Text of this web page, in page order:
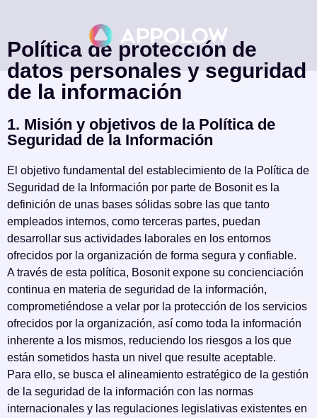
Política de protección de
datos personales y seguridad
de la información
1. Misión y objetivos de la Política de
Seguridad de la Información
El objetivo fundamental del establecimiento de la Política de
Seguridad de la Información por parte de Bosonit es la
definición de unas bases sólidas sobre las que tanto
empleados internos, como terceras partes, puedan
desarrollar sus actividades laborales en los entornos
ofrecidos por la organización de forma segura y confiable.
A través de esta política, Bosonit expone su concienciación
continua en materia de seguridad de la información,
comprometiéndose a velar por la protección de los servicios
ofrecidos por la organización, así como toda la información
inherente a los mismos, reduciendo los riesgos a los que
están sometidos hasta un nivel que resulte aceptable.
Para ello, se busca el alineamiento estratégico de la gestión
de la seguridad de la información con las normas
internacionales y las regulaciones legislativas existentes en